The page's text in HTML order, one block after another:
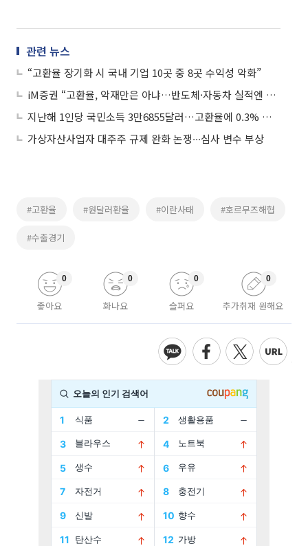
관련 뉴스
“고환율 장기화 시 국내 기업 10곳 중 8곳 수익성 악화”
iM증권 “고환율, 악재만은 아냐…반도체·자동차 실적엔 오히려 긍정”
지난해 1인당 국민소득 3만6855달러…고환율에 0.3% 성장 그쳐
가상자산사업자 대주주 규제 완화 논쟁∙∙∙심사 변수 부상
#고환율 #원달러환율 #이란사태 #호르무즈해협
#수출경기
좋아요
0
화나요
0
슬퍼요
0
추가취재 원해요
0